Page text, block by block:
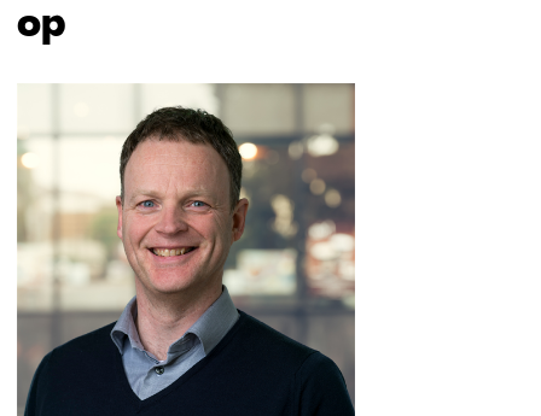
op
over
(Neem
contact
met
ons
op)